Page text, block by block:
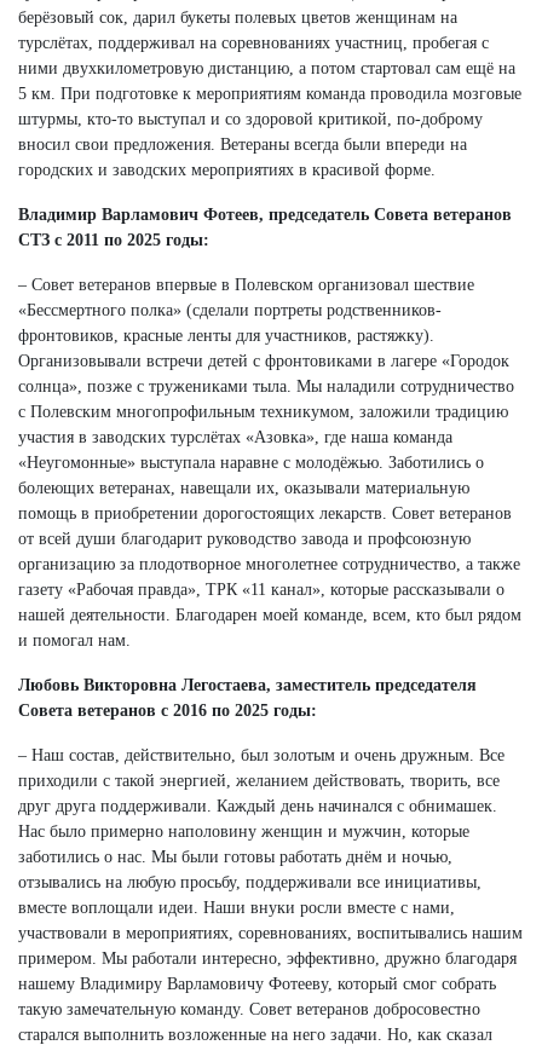
берёзовый сок, дарил букеты полевых цветов женщинам на
турслётах, поддерживал на соревнованиях участниц, пробегая с
ними двухкилометровую дистанцию, а потом стартовал сам ещё на
5 км. При подготовке к мероприятиям команда проводила мозговые
штурмы, кто-то выступал и со здоровой критикой, по-доброму
вносил свои предложения. Ветераны всегда были впереди на
городских и заводских мероприятиях в красивой форме.
Владимир Варламович Фотеев, председатель Совета ветеранов
СТЗ с 2011 по 2025 годы:
– Совет ветеранов впервые в Полевском организовал шествие
«Бессмертного полка» (сделали портреты родственников-
фронтовиков, красные ленты для участников, растяжку).
Организовывали встречи детей с фронтовиками в лагере «Городок
солнца», позже с тружениками тыла. Мы наладили сотрудничество
с Полевским многопрофильным техникумом, заложили традицию
участия в заводских турслётах «Азовка», где наша команда
«Неугомонные» выступала наравне с молодёжью. Заботились о
болеющих ветеранах, навещали их, оказывали материальную
помощь в приобретении дорогостоящих лекарств. Совет ветеранов
от всей души благодарит руководство завода и профсоюзную
организацию за плодотворное многолетнее сотрудничество, а также
газету «Рабочая правда», ТРК «11 канал», которые рассказывали о
нашей деятельности. Благодарен моей команде, всем, кто был рядом
и помогал нам.
Любовь Викторовна Легостаева, заместитель председателя
Совета ветеранов с 2016 по 2025 годы:
– Наш состав, действительно, был золотым и очень дружным. Все
приходили с такой энергией, желанием действовать, творить, все
друг друга поддерживали. Каждый день начинался с обнимашек.
Нас было примерно наполовину женщин и мужчин, которые
заботились о нас. Мы были готовы работать днём и ночью,
отзывались на любую просьбу, поддерживали все инициативы,
вместе воплощали идеи. Наши внуки росли вместе с нами,
участвовали в мероприятиях, соревнованиях, воспитывались нашим
примером. Мы работали интересно, эффективно, дружно благодаря
нашему Владимиру Варламовичу Фотееву, который смог собрать
такую замечательную команду. Совет ветеранов добросовестно
старался выполнить возложенные на него задачи. Но, как сказал